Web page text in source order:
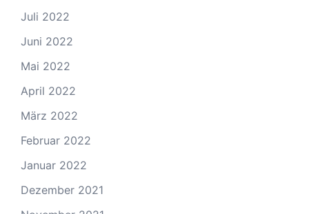
Juli 2022
Juni 2022
Mai 2022
April 2022
März 2022
Februar 2022
Januar 2022
Dezember 2021